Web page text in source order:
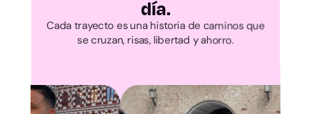
Ávila
día.
Cada trayecto es una historia de caminos que
se cruzan, risas, libertad y ahorro.